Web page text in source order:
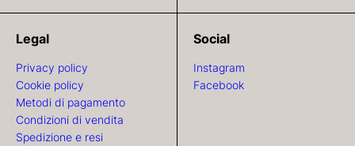
Legal
Privacy policy
Cookie policy
Metodi di pagamento
Condizioni di vendita
Spedizione e resi
Social
Instagram
Facebook